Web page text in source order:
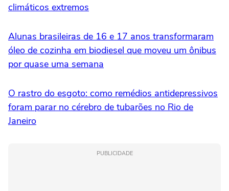
climáticos extremos
Alunas brasileiras de 16 e 17 anos transformaram
óleo de cozinha em biodiesel que moveu um ônibus
por quase uma semana
O rastro do esgoto: como remédios antidepressivos
foram parar no cérebro de tubarões no Rio de
Janeiro
PUBLICIDADE